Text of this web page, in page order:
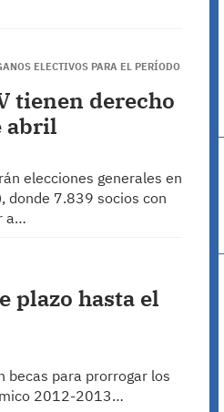
ELECTIVOS PARA EL PERÍODO
tienen derecho
abril
elecciones generales en
donde 7.839 socios con
a…
plazo hasta el
becas para prorrogar los
2012-2013…